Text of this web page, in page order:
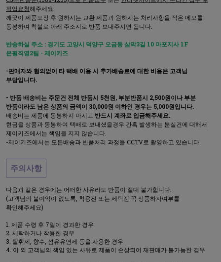
픽업요청해주세요.
깨끗이 제품포장 후 원하시는 교환 제품과 원하시는 처리사항을 적은 메모를
동봉하여 착불로 아래 주소지로 반품 보내주시면 됩니다.
반송하실 주소 : 경기도 고양시 덕양구 오금동 삼막3길 10 마포지사 1F
은평직영2팀 - 제이키즈
-판매자와 협의없이 타 택배 이용 시 추가배송료에 대한 비용은 고객님
부담입니다.
- 반품 배송비는 주문건 전체 반품시 5천원, 부분반품시 2,500원이나 부분
반품이라도 남은 상품의 금액이 30,000원 이하인 경우는 5,000원입니다.
배송비는 제품에 동봉하지 마시고 반드시 계좌로 입금해주세요.
현금을 상품과 동봉하여 택배로 보내셨을경우 간혹 발생하는 분실건에 대해서
제이키즈에서는 책임을 지지 않습니다.
-제이키즈에서는 모든배송과 반품처리 과정을 CCTV로 촬영하고 있습니다.
주의사항
다음과 같은 경우에는 어떠한 사유라도 반품이 절대 불가합니다.
(고객님의 불이익이 없도록, 착용전 또는 세탁전 꼭 상품하자여부를
확인해주세요)
제품 수령 후 7일이 경과한 경우
세탁하거나 착용한 경우
탈취제, 향수, 섬유유연제 등을 사용한 경우
이 외 고객님의 책임 있는 사유로 제품이 손상되어 재판매가 불가능한 경우